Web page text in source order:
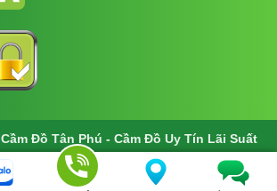
Cầm Đồ Tân Phú - Cầm Đồ Uy Tín Lãi Suất
Thấp Tại Tp HCM